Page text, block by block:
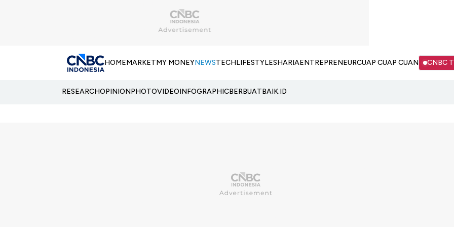
HOMEMARKETMY MONEYNEWSTECHLIFESTYLESHARIAENTREPRENEURCUAP CUAP CUAN CNBC
RESEARCHOPINIONPHOTOVIDEOINFOGRAPHICBERBUATBAIK.ID